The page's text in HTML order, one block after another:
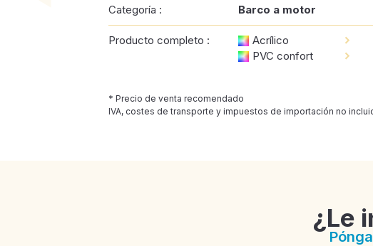
Categoría : Barco a motor
Producto completo : Acrílico
PVC confort
* Precio de venta recomendado
IVA, costes de transporte y impuestos de importación no
¿Le